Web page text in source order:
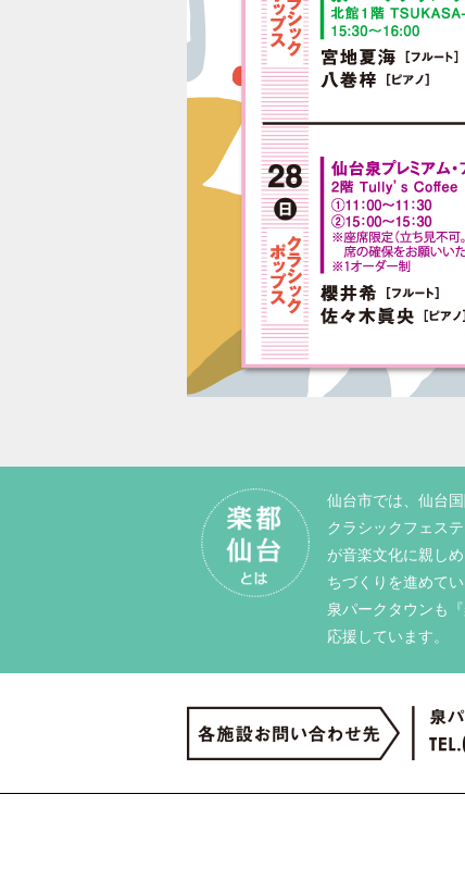
仙台市では、仙台
クラシックフェス
が音楽文化に親し
ちづくりを進めて
泉パークタウンも
応援しています。